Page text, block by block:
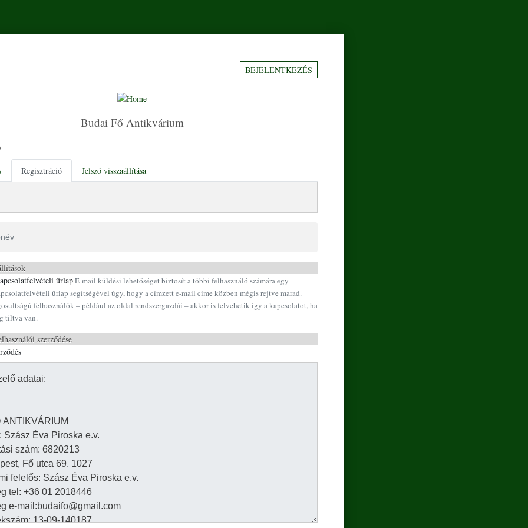
BEJELENTKEZÉS
Budai Fő Antikvárium
tabs
Regisztráció
Jelszó visszaállítása
űrlapE-mail küldési lehetőséget biztosít a többi felhasználó számára egy
űrlap segítségével úgy, hogy a címzett e-mail címe közben mégis rejtve marad.
felhasználók – például az oldal rendszergazdái – akkor is felvehetik így a kapcsolatot, ha
tiltva van.
szerződése